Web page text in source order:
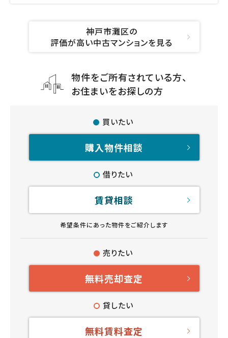
神戸市灘区の
評価が高い中古マンションを見る
物件をご所有されている方、
お住まいをお探しの方
買いたい
購入物件相談
借りたい
賃貸相談
希望条件にあった物件をご紹介します
売りたい
無料売却査定
貸したい
無料賃料査定